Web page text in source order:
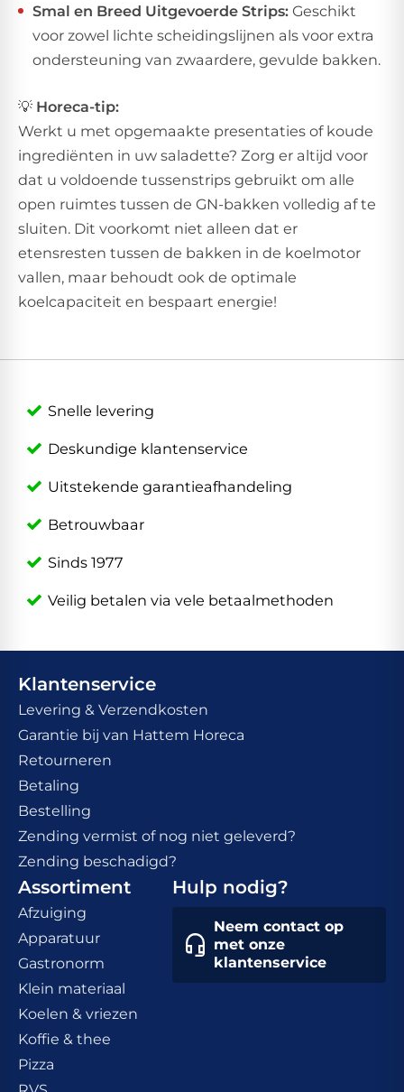
Smal en Breed Uitgevoerde Strips: Geschikt
voor zowel lichte scheidingslijnen als voor extra
ondersteuning van zwaardere, gevulde bakken.
💡 Horeca-tip:
​Werkt u met opgemaakte presentaties of koude
ingrediënten in uw saladette? Zorg er altijd voor
dat u voldoende tussenstrips gebruikt om alle
open ruimtes tussen de GN-bakken volledig af te
sluiten. Dit voorkomt niet alleen dat er
etensresten tussen de bakken in de koelmotor
vallen, maar behoudt ook de optimale
koelcapaciteit en bespaart energie!
Snelle levering
Deskundige klantenservice
Uitstekende garantieafhandeling
Betrouwbaar
Sinds 1977
Veilig betalen via vele betaalmethoden
Klantenservice
Levering & Verzendkosten
Garantie bij van Hattem Horeca
Retourneren
Betaling
Bestelling
Zending vermist of nog niet geleverd?
Zending beschadigd?
Assortiment
Afzuiging
Apparatuur
Gastronorm
Klein materiaal
Koelen & vriezen
Koffie & thee
Pizza
Hulp nodig?
Neem contact op
met onze
klantenservice